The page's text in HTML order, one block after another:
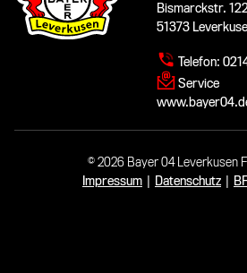
Bismarckstr.
51373
Telefon:
Service
© 2026 Bayer 04 Leverkusen
Impressum
Datenschutz